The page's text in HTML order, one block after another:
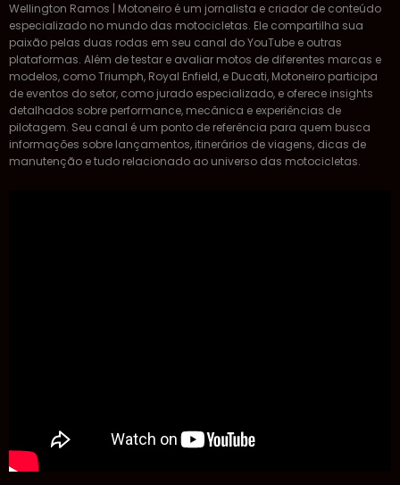
Wellington Ramos | Motoneiro é um jornalista e criador de conteúdo
especializado no mundo das motocicletas. Ele compartilha sua
paixão pelas duas rodas em seu canal do YouTube e outras
plataformas. Além de testar e avaliar motos de diferentes marcas e
modelos, como Triumph, Royal Enfield, e Ducati, Motoneiro participa
de eventos do setor, como jurado especializado, e oferece insights
detalhados sobre performance, mecânica e experiências de
pilotagem. Seu canal é um ponto de referência para quem busca
informações sobre lançamentos, itinerários de viagens, dicas de
manutenção e tudo relacionado ao universo das motocicletas.